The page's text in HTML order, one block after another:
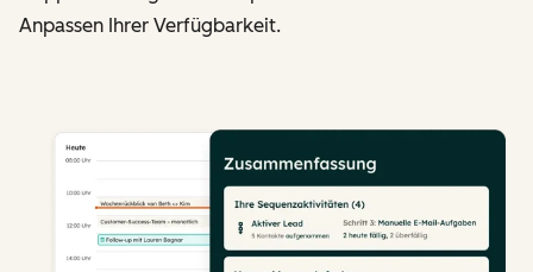
Anpassen Ihrer Verfügbarkeit.